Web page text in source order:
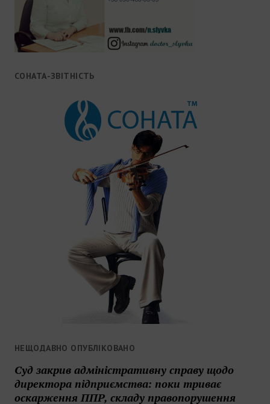
СОНАТА-ЗВІТНІСТЬ
НЕЩОДАВНО ОПУБЛІКОВАНО
Суд закрив адміністративну справу щодо
директора підприємства: поки триває
оскарження ППР, складу правопорушення